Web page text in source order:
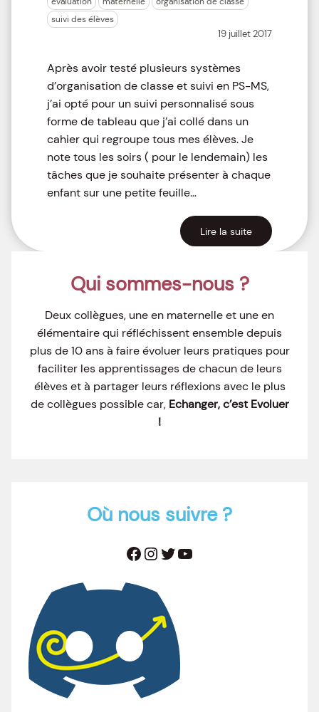
suivi des élèves
19 juillet 2017
Après avoir testé plusieurs systèmes
d’organisation de classe et suivi en PS-MS,
j’ai opté pour un suivi personnalisé sous
forme de tableau que j’ai collé dans un
cahier qui regroupe tous mes élèves. Je
note tous les soirs ( pour le lendemain) les
tâches que je souhaite présenter à chaque
enfant sur une petite feuille…
Lire la suite
Qui sommes-nous ?
Deux collègues, une en maternelle et une en
élémentaire qui réfléchissent ensemble depuis
plus de 10 ans à faire évoluer leurs pratiques pour
faciliter les apprentissages de chacun de leurs
élèves et à partager leurs réflexions avec le plus
de collègues possible car, Echanger, c’est Evoluer
!
Où nous suivre ?
Facebook Instagram Twitter YouTube